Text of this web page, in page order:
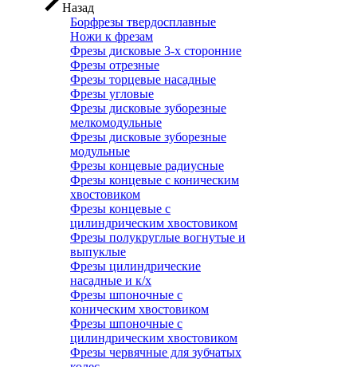
Назад
Борфрезы твердосплавные
Ножи к фрезам
Фрезы дисковые 3-х сторонние
Фрезы отрезные
Фрезы торцевые насадные
Фрезы угловые
Фрезы дисковые зуборезные
мелкомодульные
Фрезы дисковые зуборезные
модульные
Фрезы концевые радиусные
Фрезы концевые с коническим
хвостовиком
Фрезы концевые с
цилиндрическим хвостовиком
Фрезы полукруглые вогнутые и
выпуклые
Фрезы цилиндрические
насадные и к/х
Фрезы шпоночные с
коническим хвостовиком
Фрезы шпоночные с
цилиндрическим хвостовиком
Фрезы червячные для зубчатых